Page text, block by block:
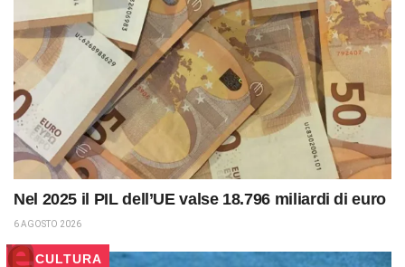
Nel 2025 il PIL dell’UE valse 18.796 miliardi di euro
6 AGOSTO 2026
CULTURA